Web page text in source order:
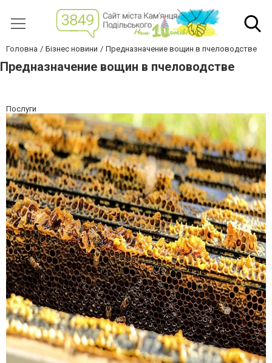
Головна Бізнес новини Предназначение вощин в пчеловодстве
Предназначение вощин в пчеловодстве
Послуги